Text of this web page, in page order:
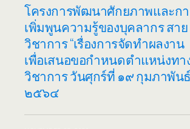
โครงการพัฒนาศักยภาพและก
เพิ่มพูนความรู้ของบุคลากร สาย
วิชาการ “เรื่องการจัดทำผลงาน
เพื่อเสนอขอกำหนดตำแหน่งทา
วิชาการ วันศุกร์ที่ ๑๙ กุมภาพันธ์
๒๕๖๔